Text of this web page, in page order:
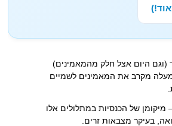
היום אצל חלק מהמאמינים)
מעלה מקרב את המאמינים לשמיים
מיקומן של הכנסיות במתלולים אלו
בעיקר מצבאות זרים.